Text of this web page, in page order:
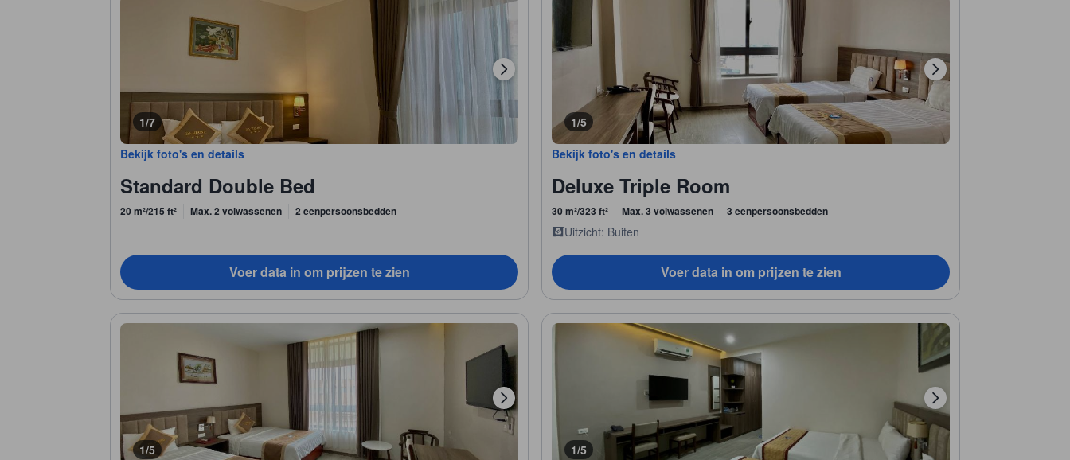
1/7
Bekijk foto's en details
Standard Double Bed
20 m²/215 ft² Max. 2 volwassenen 2 eenpersoonsbedden
Voer data in om prijzen te zien
1/5
Bekijk foto's en details
Deluxe Triple Room
30 m²/323 ft² Max. 3 volwassenen 3 eenpersoonsbedden
Uitzicht: Buiten
Voer data in om prijzen te zien
1/5
1/5